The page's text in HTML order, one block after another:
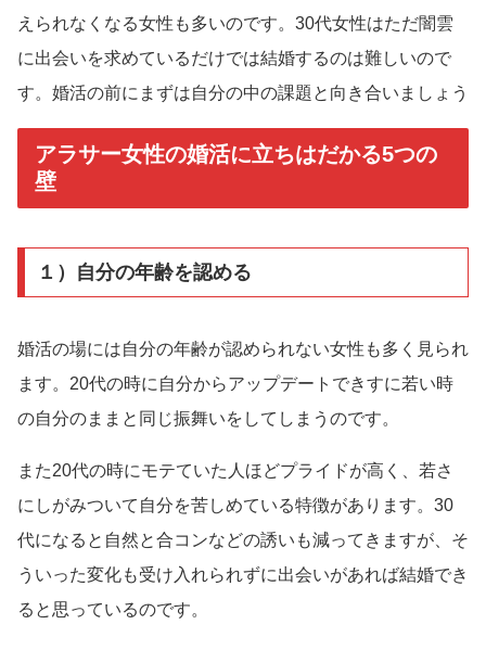
えられなくなる女性も多いのです。30代女性はただ闇雲
に出会いを求めているだけでは結婚するのは難しいので
す。婚活の前にまずは自分の中の課題と向き合いましょう
アラサー女性の婚活に立ちはだかる5つの
壁
１）自分の年齢を認める
婚活の場には自分の年齢が認められない女性も多く見られ
ます。20代の時に自分からアップデートできすに若い時
の自分のままと同じ振舞いをしてしまうのです。
また20代の時にモテていた人ほどプライドが高く、若さ
にしがみついて自分を苦しめている特徴があります。30
代になると自然と合コンなどの誘いも減ってきますが、そ
ういった変化も受け入れられずに出会いがあれば結婚でき
ると思っているのです。